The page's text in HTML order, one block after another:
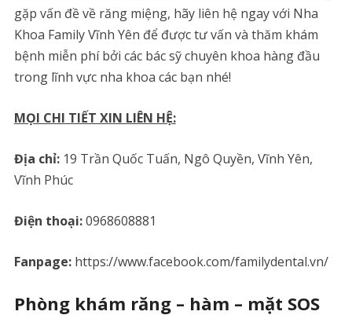
gặp vấn đề về răng miệng, hãy liên hệ ngay với Nha
Khoa Family Vĩnh Yên để được tư vấn và thăm khám
bệnh miễn phí bởi các bác sỹ chuyên khoa hàng đầu
trong lĩnh vực nha khoa các bạn nhé!
MỌI CHI TIẾT XIN LIÊN HỆ:
Địa chỉ:19 Trần Quốc Tuấn, Ngô Quyền, Vĩnh Yên,
Vĩnh Phúc
Điện thoại:0968608881
Fanpage: https://www.facebook.com/familydental.vn/
Phòng khám răng – hàm – mặt SOS